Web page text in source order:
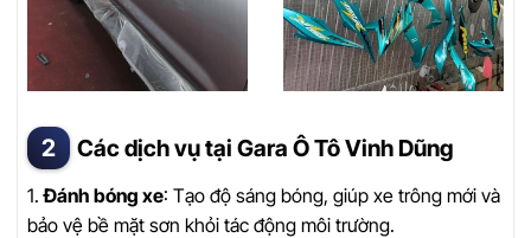
Các dịch vụ tại Gara Ô Tô Vinh Dũng
1.Đánh bóng xe: Tạo độ sáng bóng, giúp xe trông mới và
bảo vệ bề mặt sơn khỏi tác động môi trường.